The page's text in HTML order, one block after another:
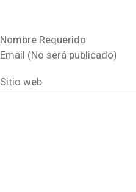
Nombre Requerido
Email (No será publicado)
Sitio web